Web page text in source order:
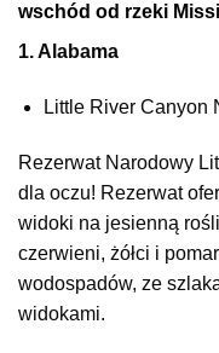
wschód od rzeki
1. Alabama
Little River Canyon
Rezerwat Narodowy
dla oczu! Rezerwat
widoki na jesienną
czerwieni, żółci i
wodospadów, ze
widokami.